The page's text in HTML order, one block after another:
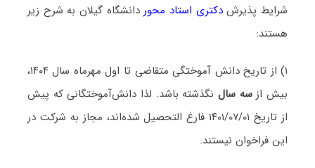
شرایط پذیرشدکتری استاد محور دانشگاه گیلان به شرح زیر
هستند:
۱) از تاریخ دانش آموختگی متقاضی تا اول مهرماه سال ۱۴۰۴،
بیش ازسه سالنگذشته باشد. لذا دانش‌آموختگانی که پیش
از تاریخ ۱۴۰۱/۰۷/۰۱ فارغ التحصیل شده‌اند، مجاز به شرکت در
این فراخوان نیستند.